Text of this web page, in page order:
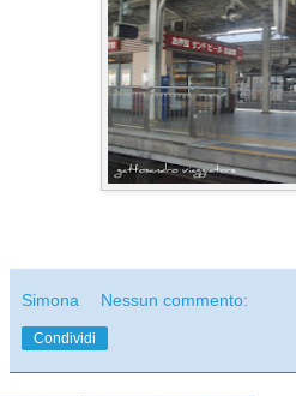
Simona Nessun commento:
Condividi